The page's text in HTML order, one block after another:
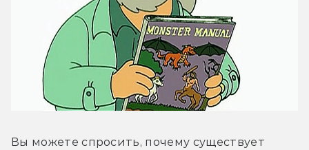
Вы можете спросить, почему существует